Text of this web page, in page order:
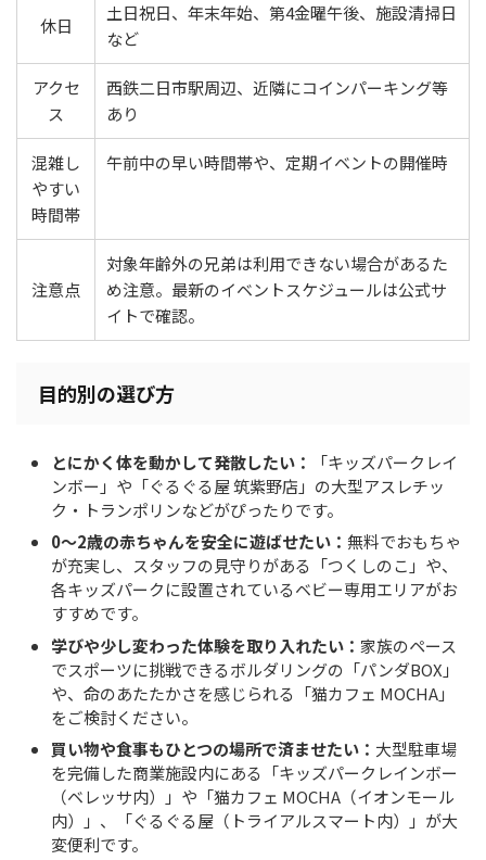
休日
土日祝日、年末年始、第4金曜午後、施設清掃日
など
アクセ
ス
西鉄二日市駅周辺、近隣にコインパーキング等
あり
混雑し
やすい
時間帯
午前中の早い時間帯や、定期イベントの開催時
注意点
対象年齢外の兄弟は利用できない場合があるた
め注意。最新のイベントスケジュールは公式サ
イトで確認。
目的別の選び方
とにかく体を動かして発散したい：
「キッズパークレイ
ンボー」や「ぐるぐる屋 筑紫野店」の大型アスレチッ
ク・トランポリンなどがぴったりです。
0〜2歳の赤ちゃんを安全に遊ばせたい： 無料でおもちゃ
が充実し、スタッフの見守りがある「つくしのこ」や、
各キッズパークに設置されているベビー専用エリアがお
すすめです。
学びや少し変わった体験を取り入れたい： 家族のペース
でスポーツに挑戦できるボルダリングの「パンダBOX」
や、命のあたたかさを感じられる「猫カフェ MOCHA」
をご検討ください。
買い物や食事もひとつの場所で済ませたい： 大型駐車場
を完備した商業施設内にある「キッズパークレインボー
（ベレッサ内）」や「猫カフェ MOCHA（イオンモール
内）」、「ぐるぐる屋（トライアルスマート内）」が大
変便利です。